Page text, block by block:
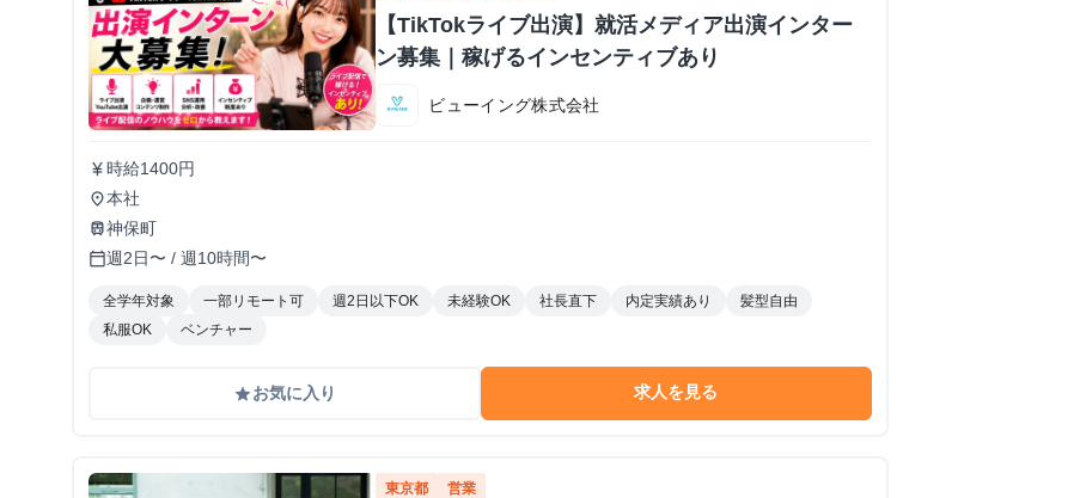
【TikTokライブ出演】就活メディア出演インター
ン募集｜稼げるインセンティブあり
ビューイング株式会社
currency_yen時給1400円
place本社
train神保町
calendar_today週2日〜 / 週10時間〜
全学年対象 一部リモート可 週2日以下OK 未経験OK 社長直下 内定実績あり
髪型自由
私服OK
ベンチャー
gradeお気に入り 求人を見る
東京都 営業